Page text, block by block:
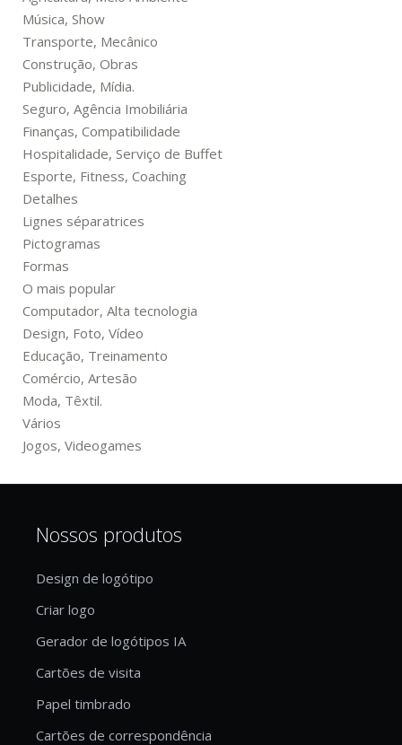
Música, Show
Transporte, Mecânico
Construção, Obras
Publicidade, Mídia.
Seguro, Agência Imobiliária
Finanças, Compatibilidade
Hospitalidade, Serviço de Buffet
Esporte, Fitness, Coaching
Detalhes
Lignes séparatrices
Pictogramas
Formas
O mais popular
Computador, Alta tecnologia
Design, Foto, Vídeo
Educação, Treinamento
Comércio, Artesão
Moda, Têxtil.
Vários
Jogos, Videogames
Nossos produtos
Design de logótipo
Criar logo
Gerador de logótipos IA
Cartões de visita
Papel timbrado
Cartões de correspondência